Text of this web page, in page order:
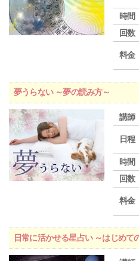
時間
回数
料金
夢うらない ～夢の読み方～
講師
日程
時間
回数
料金
日常に活かせる星占い ～はじめて